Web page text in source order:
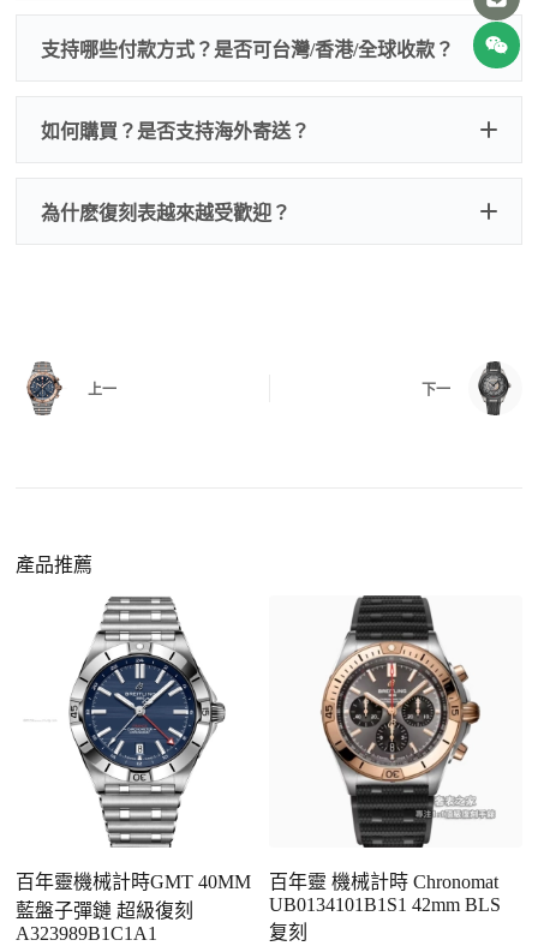
度、錶帶等部位是否完好無瑕、貼合緊密。
是否有異音，再根據款式進行上弦與功能測試。
給您確認，確定沒有問題後才會安排出貨。
我們默認會提供普通盒子，如果需要原裝盒子可
以找我們搭配，選擇原裝盒子附屬配件：原裝盒
如是鋼帶手錶會贈送拆錶帶工具。
注：部分原裝盒子需要加錢購買，價格也不貴。
支持哪些付款方式？是否可台灣/香港/全球收款？
交易方式
如何購買？是否支持海外寄送？
請先透過網站上的聯繫方式與我們取得聯繫，將您感
們會先幫您確認版本與實際價格。
二、確認款式與價格
客服會與您確認品牌、尺寸、顏色、配件等細節，如
有現貨會直接幫您預留；若需要排單，我們也會事先
說明大約出貨時間。
三、安排付款方式
您可以選擇先付少量訂金預留貨品，餘款在出貨
前或收到實拍照片後再支付；也可以一次性全額
付款，我們會在原有價格基礎上盡量幫您爭取更
優惠的方案。部分地區可協助安排較安全的到付
為什麽復刻表越來越受歡迎？
：以原裝價格的十分之一即可享受相
同外觀與佩戴質感。
合日常通勤與旅行佩戴。
上一 下一
產品推薦
百年靈機械計時GMT 40MM
藍盤子彈鏈 超級復刻
A323989B1C1A1
百年靈 機械計時 Chronomat
UB0134101B1S1 42mm BLS
复刻